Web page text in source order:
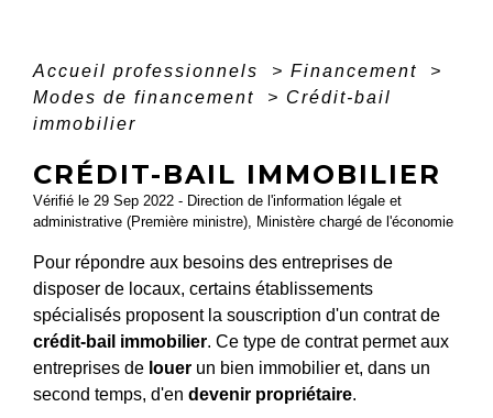
Accueil professionnels > Financement
>
Modes de financement
> Crédit-bail
immobilier
CRÉDIT-BAIL IMMOBILIER
Vérifié le 29 Sep 2022 - Direction de l'information légale et
administrative (Première ministre), Ministère chargé de l'économie
Pour répondre aux besoins des entreprises de
disposer de locaux, certains établissements
spécialisés proposent la souscription d'un contrat de
crédit-bail immobilier. Ce type de contrat permet aux
entreprises de louer un bien immobilier et, dans un
second temps, d'en devenir propriétaire.